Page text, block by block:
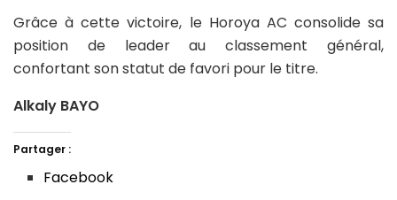
Grâce à cette victoire, le Horoya AC consolide sa
position de leader au classement général,
confortant son statut de favori pour le titre.
Alkaly BAYO
Partager :
Facebook